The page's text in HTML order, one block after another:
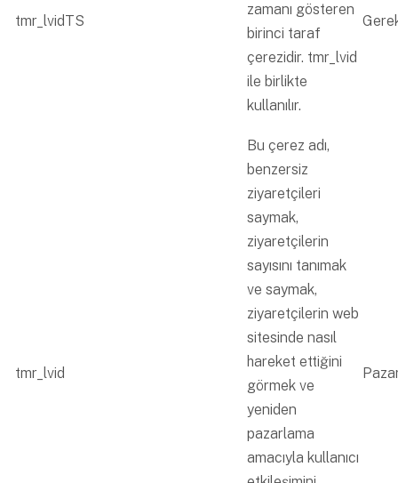
tmr_lvidTS
zamanı gösteren
birinci taraf
çerezidir. tmr_lvid
ile birlikte
kullanılır.
tmr_lvid
Bu çerez adı,
benzersiz
ziyaretçileri
saymak,
ziyaretçilerin
sayısını tanımak
ve saymak,
ziyaretçilerin web
sitesinde nasıl
hareket ettiğini
görmek ve
yeniden
pazarlama
amacıyla kullanıcı